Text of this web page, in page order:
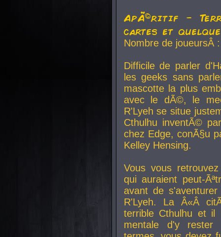
ApÃ©ritif -
cartes et
Nombre de
Difficile de parler
les geeks sans
mascotte la plus
avec le dÃ©, le
R'Lyeh se situe
Cthulhu inventÃ©
chez Edge, conÃ§u
Kelley Hensing.
Vous vous
qui auraient peut-
avant de
R'Lyeh. La Â«Â
terrible Cthulhu et
mentale d'y rester